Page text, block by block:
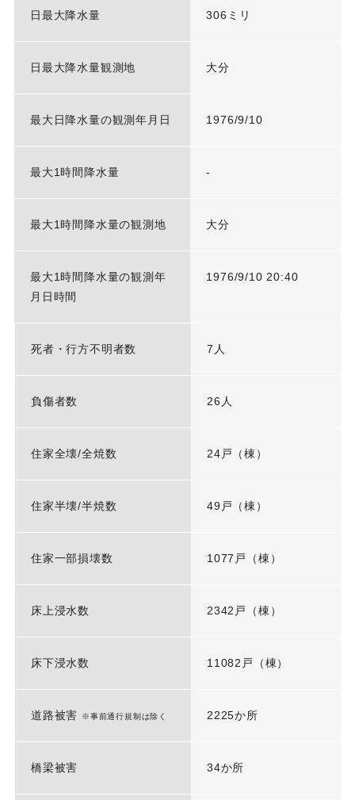
日最大降水量 306ミリ
日最大降水量観測地 大分
最大日降水量の観測年月日 1976/9/10
最大1時間降水量 -
最大1時間降水量の観測地 大分
最大1時間降水量の観測年
月日時間
1976/9/10 20:40
死者・行方不明者数 7人
負傷者数 26人
住家全壊/全焼数 24戸（棟）
住家半壊/半焼数 49戸（棟）
住家一部損壊数 1077戸（棟）
床上浸水数 2342戸（棟）
床下浸水数 11082戸（棟）
道路被害 ※事前通行規制は除く 2225か所
橋梁被害 34か所